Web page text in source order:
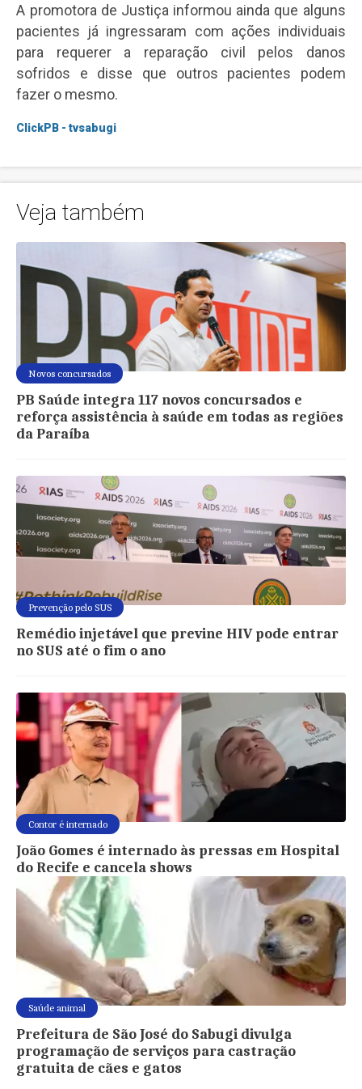
A promotora de Justiça informou ainda que alguns
pacientes já ingressaram com ações individuais
para requerer a reparação civil pelos danos
sofridos e disse que outros pacientes podem
fazer o mesmo.
ClickPB - tvsabugi
Veja também
Novos concursados
PB Saúde integra 117 novos concursados e
reforça assistência à saúde em todas as regiões
da Paraíba
Prevenção pelo SUS
Remédio injetável que previne HIV pode entrar
no SUS até o fim o ano
Contor é internado
João Gomes é internado às pressas em Hospital
do Recife e cancela shows
Saúde animal
Prefeitura de São José do Sabugi divulga
programação de serviços para castração
gratuita de cães e gatos